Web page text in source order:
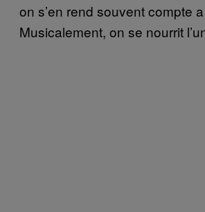
on s’en rend souvent compte
Musicalement, on se nourrit